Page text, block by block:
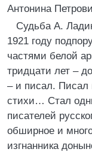
Антонина
Судьба А.
1921 году
частями белой
тридцати лет –
– и писал. Писал
стихи… Стал
писателей
обширное и
изгнанника